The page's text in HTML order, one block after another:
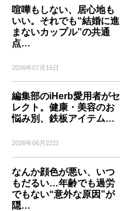
喧嘩もしない、居心地も
いい。それでも“結婚に進
まないカップル”の共通
点…
2026年07月16日
編集部のiHerb愛用者がセ
レクト。健康・美容のお
悩み別、鉄板アイテム…
2026年06月22日
なんか顔色が悪い、いつ
もだるい…年齢でも過労
でもない“意外な原因”が
隠…